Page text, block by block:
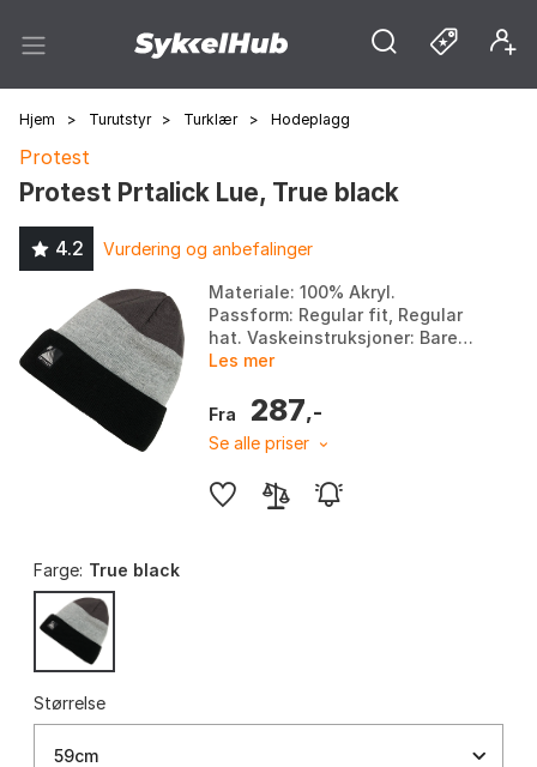
Hjem > Turutstyr > Turklær > Hodeplagg
Protest
Protest Prtalick Lue, True black
4.2 Vurdering og anbefalinger
Materiale: 100% Akryl.
Passform: Regular fit, Regular
hat. Vaskeinstruksjoner: Bare
håndvask, ikke bleke, ikke
tørke rene. Desig...
Les mer
Fra 287,-
Se alle priser
Farge: True black
Størrelse
59cm